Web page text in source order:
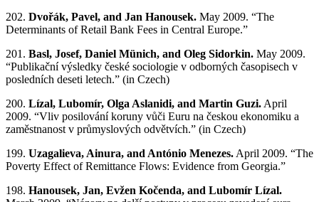
202. Dvořák, Pavel, and Jan Hanousek. May 2009. “The
Determinants of Retail Bank Fees in Central Europe.”
201. Basl, Josef, Daniel Münich, and Oleg Sidorkin. May 2009.
“Publikační výsledky české sociologie v odborných časopisech v
posledních deseti letech.” (in Czech)
200. Lízal, Lubomír, Olga Aslanidi, and Martin Guzi. April
2009. “Vliv posilování koruny vůči Euru na českou ekonomiku a
zaměstnanost v průmyslových odvětvích.” (in Czech)
199. Uzagalieva, Ainura, and António Menezes. April 2009. “The
Poverty Effect of Remittance Flows: Evidence from Georgia.”
198. Hanousek, Jan, Evžen Kočenda, and Lubomír Lízal.